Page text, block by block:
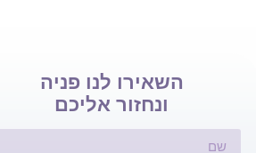
השאירו לנו פניה
ונחזור אליכם